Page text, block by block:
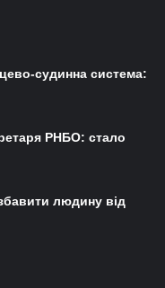
судинна система:
РНБО: стало
людину від